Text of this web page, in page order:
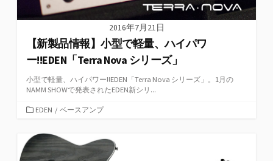
2016年7月21日
【新製品情報】小型で軽量、ハイパワ
ー!!EDEN「Terra Nova シリーズ」
小型で軽量、ハイパワー!!EDEN「Terra Nova シリーズ」。1月の
NAMM SHOWで発表されたEDEN新シリ...
カ
ゴ
リ
ー
EDEN / ベースアンプ